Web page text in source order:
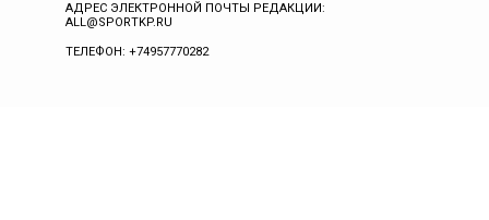
АДРЕС ЭЛЕКТРОННОЙ ПОЧТЫ РЕДАКЦИИ:
ALL@SPORTKP.RU
ТЕЛЕФОН: +74957770282